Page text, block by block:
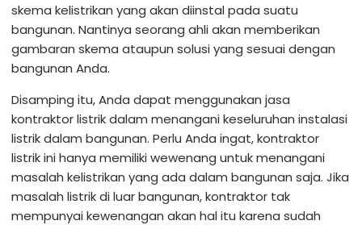
skema kelistrikan yang akan diinstal pada suatu
bangunan. Nantinya seorang ahli akan memberikan
gambaran skema ataupun solusi yang sesuai dengan
bangunan Anda.
Disamping itu, Anda dapat menggunakan jasa
kontraktor listrik dalam menangani keseluruhan instalasi
listrik dalam bangunan. Perlu Anda ingat, kontraktor
listrik ini hanya memiliki wewenang untuk menangani
masalah kelistrikan yang ada dalam bangunan saja. Jika
masalah listrik di luar bangunan, kontraktor tak
mempunyai kewenangan akan hal itu karena sudah